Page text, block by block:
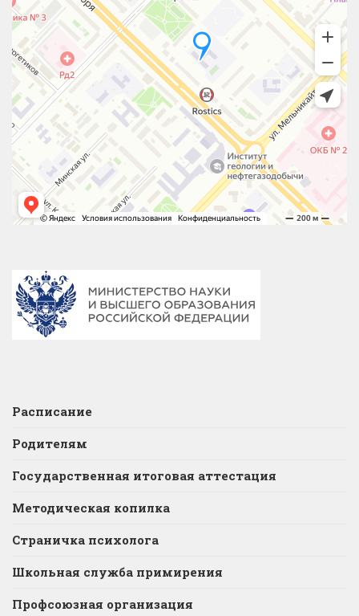
Расписание
Родителям
Государственная итоговая аттестация
Методическая копилка
Страничка психолога
Школьная служба примирения
Профсоюзная организация